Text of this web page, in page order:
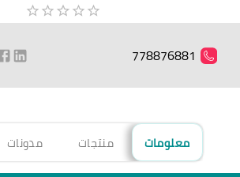
778876881
معلومات منتجات مدونات